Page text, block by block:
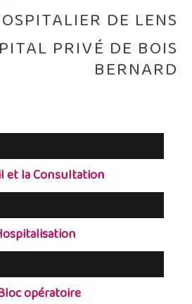
DE LENS
PRIVÉ DE BOIS
BERNARD
et la Consultation
opératoire